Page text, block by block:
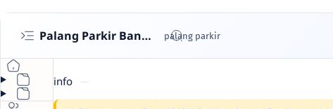
Palang Parkir Bandung- Cashless untuk Perumahan & Gedung | MSM Parking
info